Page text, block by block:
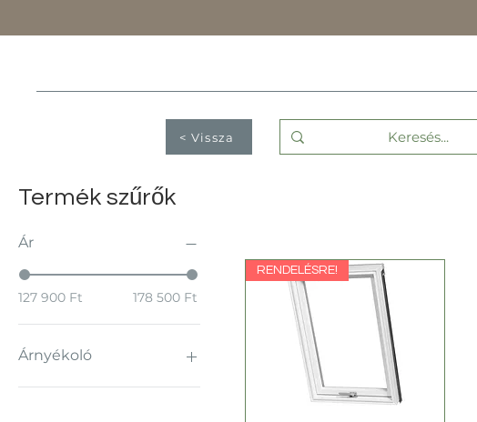
< Vissza
Termék szűrők
Ár
127 900 Ft 178 500 Ft
Árnyékoló
Kérek
RENDELÉSRE!